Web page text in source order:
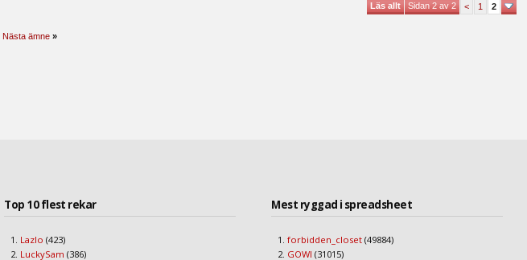
Läs allt Sidan 2 av 2 < 1 2
Nästa ämne »
Top 10 flest rekar
Lazlo (423)
LuckySam (386)
Mest ryggad i spreadsheet
forbidden_closet (49884)
GOWI (31015)